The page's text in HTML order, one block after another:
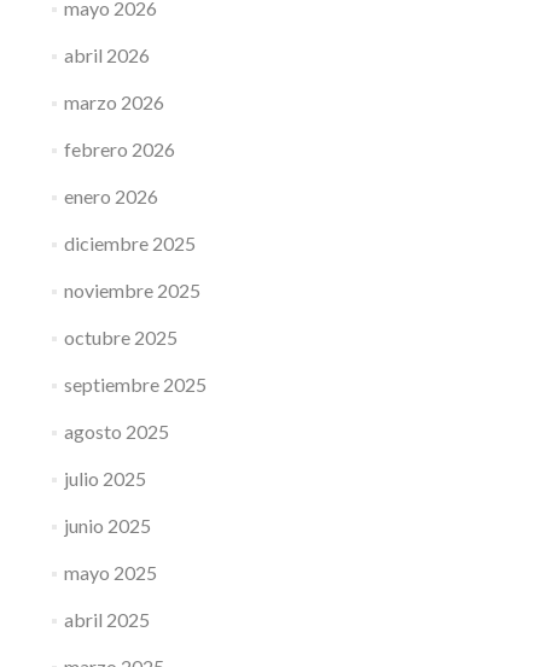
mayo 2026
abril 2026
marzo 2026
febrero 2026
enero 2026
diciembre 2025
noviembre 2025
octubre 2025
septiembre 2025
agosto 2025
julio 2025
junio 2025
mayo 2025
abril 2025